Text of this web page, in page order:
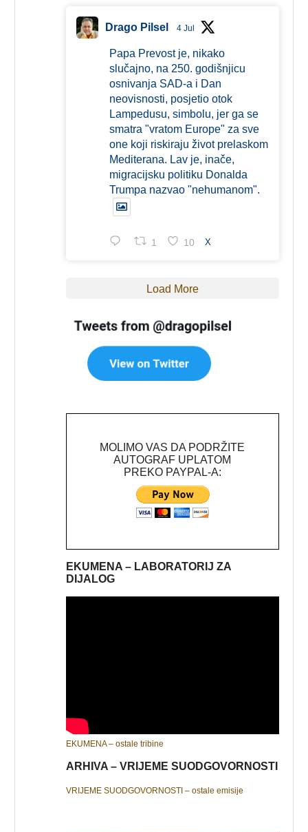
Drago Pilsel 4 Jul
Papa Prevost je, nikako
slučajno, na 250. godišnjicu
osnivanja SAD-a i Dan
neovisnosti, posjetio otok
Lampedusu, simbolu, jer ga se
smatra "vratom Europe" za sve
one koji riskiraju život prelaskom
Mediterana. Lav je, inače,
migracijsku politiku Donalda
Trumpa nazvao "nehumanom".
1 10 X
Load More
MOLIMO VAS DA PODRŽITE
AUTOGRAF UPLATOM
PREKO PAYPAL-A:
EKUMENA – LABORATORIJ ZA
DIJALOG
EKUMENA – ostale tribine
ARHIVA – VRIJEME SUODGOVORNOSTI
VRIJEME SUODGOVORNOSTI – ostale emisije